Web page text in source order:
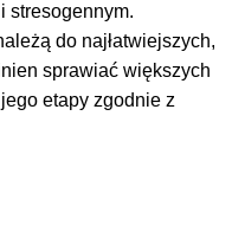
stresogennym.
do najłatwiejszych,
sprawiać większych
etapy zgodnie z